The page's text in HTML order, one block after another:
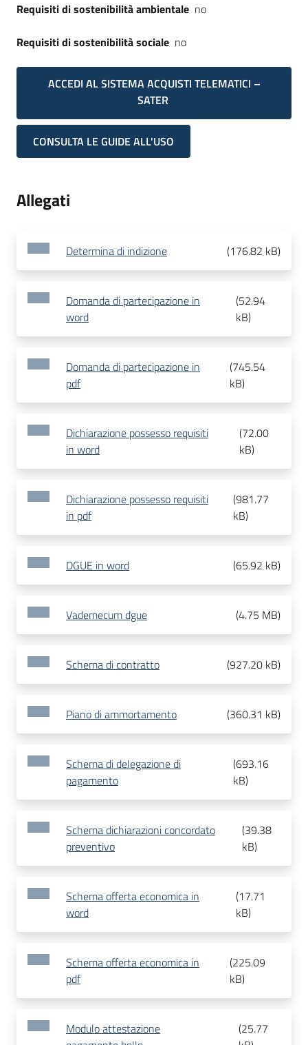
Requisiti di sostenibilità ambientale no
Requisiti di sostenibilità sociale no
ACCEDI AL SISTEMA ACQUISTI TELEMATICI –
SATER
CONSULTA LE GUIDE ALL'USO
Allegati
Determina di indizione (176.82 kB)
Domanda di partecipazione in
word
(52.94
kB)
Domanda di partecipazione in
pdf
(745.54
kB)
Dichiarazione possesso requisiti
in word
(72.00
kB)
Dichiarazione possesso requisiti
in pdf
(981.77
kB)
DGUE in word (65.92 kB)
Vademecum dgue (4.75 MB)
Schema di contratto (927.20 kB)
Piano di ammortamento (360.31 kB)
Schema di delegazione di
pagamento
(693.16
kB)
Schema dichiarazioni concordato
preventivo
(39.38
kB)
Schema offerta economica in
word
(17.71
kB)
Schema offerta economica in
pdf
(225.09
kB)
Modulo attestazione
(25.77